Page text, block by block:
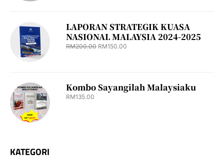
LAPORAN STRATEGIK KUASA
NASIONAL MALAYSIA 2024-2025
RM200.00 RM150.00
Kombo Sayangilah Malaysiaku
RM135.00
KATEGORI